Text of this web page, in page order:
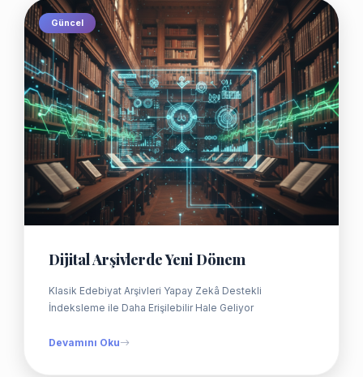
Güncel
Dijital Arşivlerde Yeni Dönem
Klasik Edebiyat Arşivleri Yapay Zekâ Destekli
İndeksleme ile Daha Erişilebilir Hale Geliyor
Devamını Oku